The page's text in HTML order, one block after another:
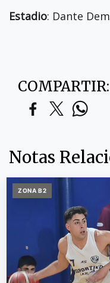
Estadio: Dante
COMPARTIR:
Notas
ZONA B2